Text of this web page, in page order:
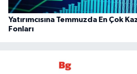
Yatırımcısına Temmuzda En Çok
Fonları